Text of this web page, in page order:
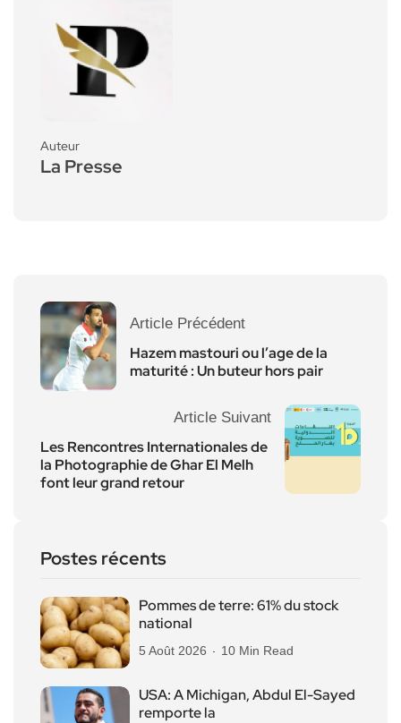
Auteur
La Presse
Article Précédent
Hazem mastouri ou l’age de la
maturité : Un buteur hors pair
Article Suivant
Les Rencontres Internationales de
la Photographie de Ghar El Melh
font leur grand retour
Postes récents
Pommes de terre: 61% du stock
national
5 Août 2026 10 Min Read
USA: A Michigan, Abdul El-Sayed
remporte la